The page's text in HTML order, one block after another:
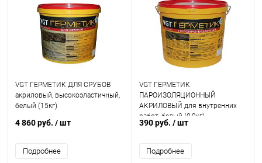
VGT ГЕРМЕТИК ДЛЯ СРУБОВ
акриловый, высокоэластичный,
белый (15кг)
4 860 руб. / шт
Подробнее
VGT ГЕРМЕТИК
ПАРОИЗОЛЯЦИОННЫЙ
АКРИЛОВЫЙ для внутренних
работ, белый (0,9кг)
390 руб. / шт
Подробнее